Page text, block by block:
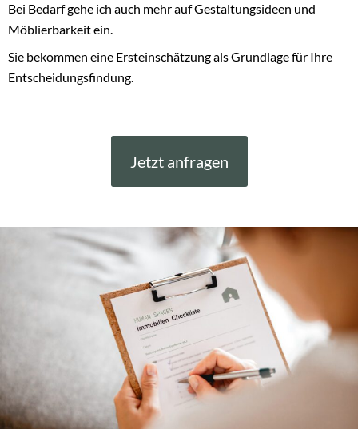
Bei Bedarf gehe ich auch mehr auf Gestaltungsideen und
Möblierbarkeit ein.
Sie bekommen eine Ersteinschätzung als Grundlage für Ihre
Entscheidungsfindung.
Jetzt anfragen